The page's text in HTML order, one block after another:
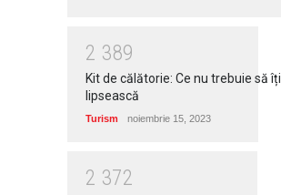
2 389
Kit de călătorie: Ce nu trebuie să îți
lipsească
Turism noiembrie 15, 2023
2 372